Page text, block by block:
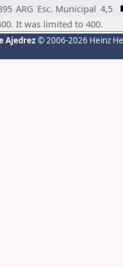
ARG Esc. Municipal 4,5
It was limited to 400.
Ajedrez © 2006-2026 Heinz